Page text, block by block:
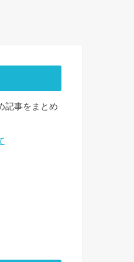
記事をまとめ